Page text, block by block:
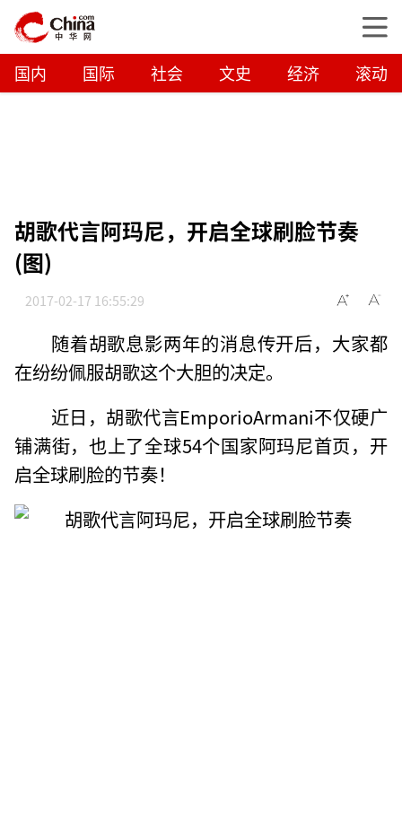
国内 国际 社会 文史 经济 滚动
胡歌代言阿玛尼，开启全球刷脸节奏
(图)
2017-02-17 16:55:29
随着胡歌息影两年的消息传开后，大家都
在纷纷佩服胡歌这个大胆的决定。
近日，胡歌代言EmporioArmani不仅硬广
铺满街，也上了全球54个国家阿玛尼首页，开
启全球刷脸的节奏！